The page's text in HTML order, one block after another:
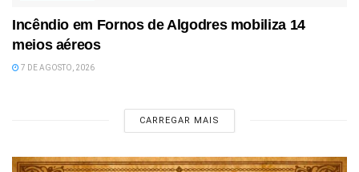
Incêndio em Fornos de Algodres mobiliza 14
meios aéreos
7 DE AGOSTO, 2026
CARREGAR MAIS